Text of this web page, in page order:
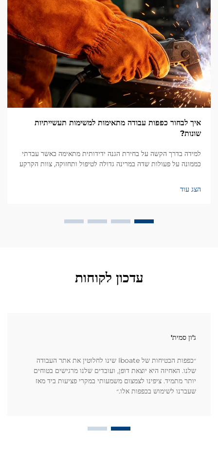
איך לבחור כפפות עבודה מתאימות למשימות תעשייתיות
שונות?
למידה בדרך הקשה על בחירת הגנה ידידותית מתאימה כאשר עבדתי
כממונה על פעולות שדה במרינה גדולה לטיפול ותחזוקה, צוות הקרקע
הצג עוד
עדכון לקוחות
ג'ון סמית'
״כפפות הבטיחות של Iboate שינו לחלוטין את אתר העבודה
שלנו. האחיזה היא יוצאת דופן, ועובדים שלנו מרגישים בטוחים
יותר מתמיד. ציפינו לצמצום משמעותי במקרי פציעות ביד מאז
שעברנו לשימוש בכפפות אלו.״